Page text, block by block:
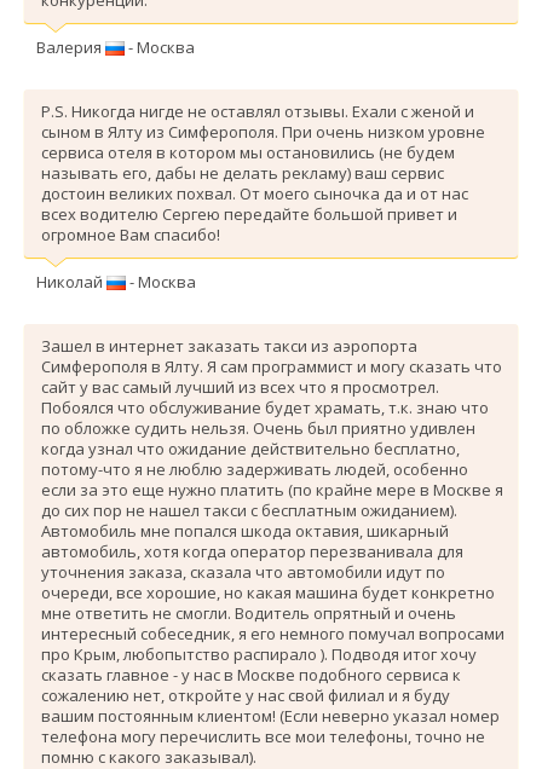
Валерия - Москва
P.S. Никогда нигде не оставлял отзывы. Ехали с женой и
сыном в Ялту из Симферополя. При очень низком уровне
сервиса отеля в котором мы остановились (не будем
называть его, дабы не делать рекламу) ваш сервис
достоин великих похвал. От моего сыночка да и от нас
всех водителю Сергею передайте большой привет и
огромное Вам спасибо!
Николай - Москва
Зашел в интернет заказать такси из аэропорта
Симферополя в Ялту. Я сам программист и могу сказать что
сайт у вас самый лучший из всех что я просмотрел.
Побоялся что обслуживание будет храмать, т.к. знаю что
по обложке судить нельзя. Очень был приятно удивлен
когда узнал что ожидание действительно бесплатно,
потому-что я не люблю задерживать людей, особенно
если за это еще нужно платить (по крайне мере в Москве я
до сих пор не нашел такси с бесплатным ожиданием).
Автомобиль мне попался шкода октавия, шикарный
автомобиль, хотя когда оператор перезванивала для
уточнения заказа, сказала что автомобили идут по
очереди, все хорошие, но какая машина будет конкретно
мне ответить не смогли. Водитель опрятный и очень
интересный собеседник, я его немного помучал вопросами
про Крым, любопытство распирало ). Подводя итог хочу
сказать главное - у нас в Москве подобного сервиса к
сожалению нет, откройте у нас свой филиал и я буду
вашим постоянным клиентом! (Если неверно указал номер
телефона могу перечислить все мои телефоны, точно не
помню с какого заказывал).